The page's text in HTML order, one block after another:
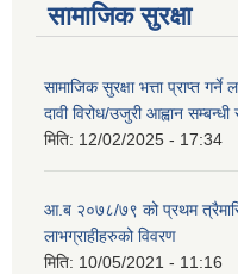
सामाजिक सुरक्षा
सामाजिक सुरक्षा भत्ता प्राप्त
दावी विरोध/उजुरी आह्वान
मिति: 12/02/2025 - 17:34
आ.ब २०७८/७९ को प्रथम
लाभग्राहीहरुको विवरण
मिति: 10/05/2021 - 11:16